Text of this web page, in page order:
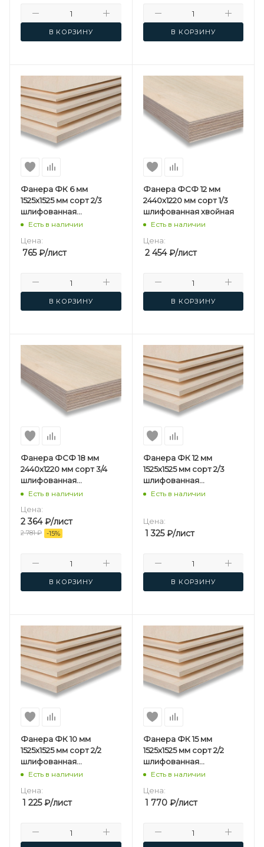
В КОРЗИНУ В КОРЗИНУ
Фанера ФК 6 мм
1525х1525 мм сорт 2/3
шлифованная
березовая
Есть в наличии
Цена:
765₽/лист
В КОРЗИНУ
Фанера ФСФ 12 мм
2440х1220 мм сорт 1/3
шлифованная хвойная
Есть в наличии
Цена:
2 454₽/лист
В КОРЗИНУ
Фанера ФСФ 18 мм
2440х1220 мм сорт 3/4
шлифованная
березовая
Есть в наличии
Цена:
2 364₽/лист
2 781₽ -15%
В КОРЗИНУ
Фанера ФК 12 мм
1525х1525 мм сорт 2/3
шлифованная
березовая
Есть в наличии
Цена:
1 325₽/лист
В КОРЗИНУ
Фанера ФК 10 мм
1525х1525 мм сорт 2/2
шлифованная
березовая
Есть в наличии
Цена:
1 225₽/лист
Фанера ФК 15 мм
1525х1525 мм сорт 2/2
шлифованная
березовая
Есть в наличии
Цена:
1 770₽/лист